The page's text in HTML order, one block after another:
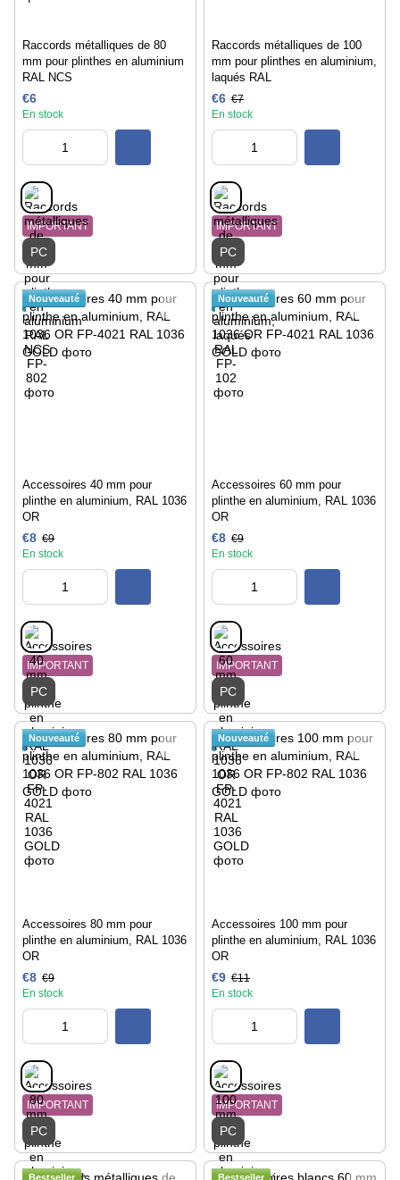
Raccords métalliques de 80
mm pour plinthes en aluminium
RAL NCS
€6
En stock
IMPORTANT
PC
Raccords métalliques de 100
mm pour plinthes en aluminium,
laqués RAL
€6 €7
En stock
IMPORTANT
PC
Nouveauté
Accessoires 40 mm pour
plinthe en aluminium, RAL 1036
OR
€8 €9
En stock
IMPORTANT
PC
Nouveauté
Accessoires 60 mm pour
plinthe en aluminium, RAL 1036
OR
€8 €9
En stock
IMPORTANT
PC
Nouveauté
Accessoires 80 mm pour
plinthe en aluminium, RAL 1036
OR
€8 €9
En stock
IMPORTANT
PC
Nouveauté
Accessoires 100 mm pour
plinthe en aluminium, RAL 1036
OR
€9 €11
En stock
IMPORTANT
PC
Bestseller Bestseller